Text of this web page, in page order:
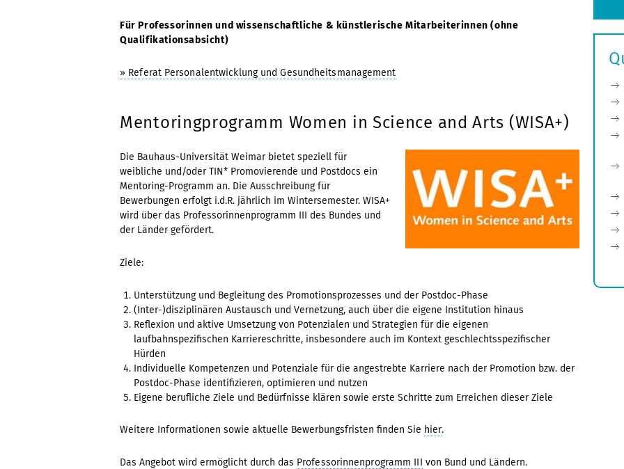
Für Professorinnen und wissenschaftliche & künstlerische Mitarbeiterinnen (ohne
Qualifikationsabsicht)
» Referat Personalentwicklung und Gesundheitsmanagement
Mentoringprogramm Women in Science and Arts (WISA+)
Die Bauhaus-Universität Weimar bietet speziell für
weibliche und/oder TIN* Promovierende und Postdocs ein
Mentoring-Programm an. Die Ausschreibung für
Bewerbungen erfolgt i.d.R. jährlich im Wintersemester. WISA+
wird über das Professorinnenprogramm III des Bundes und
der Länder gefördert.
Ziele:
Unterstützung und Begleitung des Promotionsprozesses und der Postdoc-Phase
(Inter-)disziplinären Austausch und Vernetzung, auch über die eigene Institution hinaus
Reflexion und aktive Umsetzung von Potenzialen und Strategien für die eigenen
laufbahnspezifischen Karriereschritte, insbesondere auch im Kontext geschlechtsspezifischer
Hürden
Individuelle Kompetenzen und Potenziale für die angestrebte Karriere nach der Promotion bzw. der
Postdoc-Phase identifizieren, optimieren und nutzen
Eigene berufliche Ziele und Bedürfnisse klären sowie erste Schritte zum Erreichen dieser Ziele
Weitere Informationen sowie aktuelle Bewerbungsfristen finden Sie hier.
Das Angebot wird ermöglicht durch das Professorinnenprogramm III von Bund und Ländern.